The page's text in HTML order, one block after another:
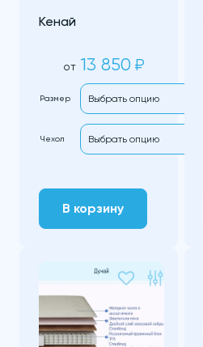
Кенай
от 13 850 ₽
Размер
Чехол
В корзину